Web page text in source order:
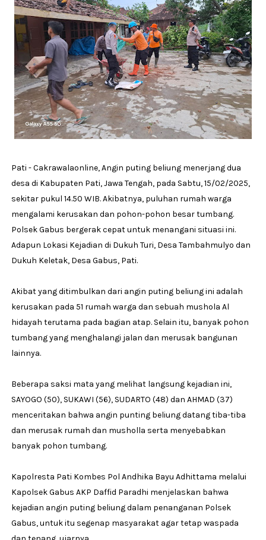
Pati - Cakrawalaonline, Angin puting beliung menerjang dua
desa di Kabupaten Pati, Jawa Tengah, pada Sabtu, 15/02/2025,
sekitar pukul 14.50 WIB. Akibatnya, puluhan rumah warga
mengalami kerusakan dan pohon-pohon besar tumbang.
Polsek Gabus bergerak cepat untuk menangani situasi ini.
Adapun Lokasi Kejadian di Dukuh Turi, Desa Tambahmulyo dan
Dukuh Keletak, Desa Gabus, Pati.
Akibat yang ditimbulkan dari angin puting beliung ini adalah
kerusakan pada 51 rumah warga dan sebuah mushola Al
hidayah terutama pada bagian atap. Selain itu, banyak pohon
tumbang yang menghalangi jalan dan merusak bangunan
lainnya.
Beberapa saksi mata yang melihat langsung kejadian ini,
SAYOGO (50), SUKAWI (56), SUDARTO (48) dan AHMAD (37)
menceritakan bahwa angin punting beliung datang tiba-tiba
dan merusak rumah dan musholla serta menyebabkan
banyak pohon tumbang.
Kapolresta Pati Kombes Pol Andhika Bayu Adhittama melalui
Kapolsek Gabus AKP Daffid Paradhi menjelaskan bahwa
kejadian angin puting beliung dalam penanganan Polsek
Gabus, untuk itu segenap masyarakat agar tetap waspada